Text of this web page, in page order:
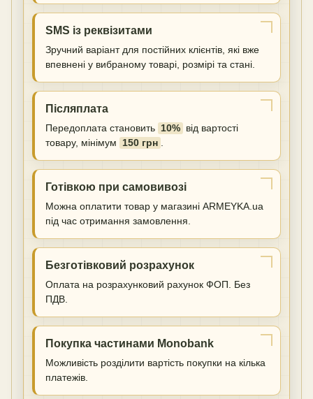
SMS із реквізитами
Зручний варіант для постійних клієнтів, які вже
впевнені у вибраному товарі, розмірі та стані.
Післяплата
Передоплата становить 10% від вартості
товару, мінімум
150 грн
Готівкою при самовивозі
Можна оплатити товар у магазині ARMEYKA.ua
під час отримання замовлення.
Безготівковий розрахунок
Оплата на розрахунковий рахунок ФОП. Без
ПДВ.
Покупка частинами Monobank
Можливість розділити вартість покупки на кілька
платежів.